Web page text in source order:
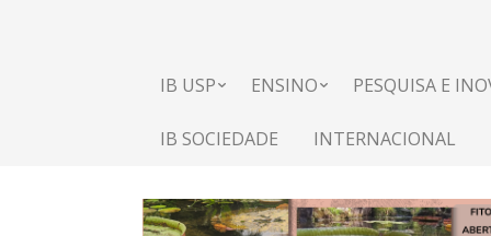
IB USP ENSINO PESQUISA E
IB SOCIEDADE INTERNACIONAL